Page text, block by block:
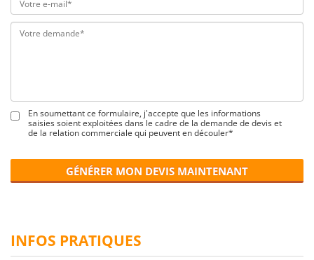
En soumettant ce formulaire, j'accepte que les informations
saisies soient exploitées dans le cadre de la demande de devis et
de la relation commerciale qui peuvent en découler*
GÉNÉRER MON DEVIS MAINTENANT
INFOS PRATIQUES